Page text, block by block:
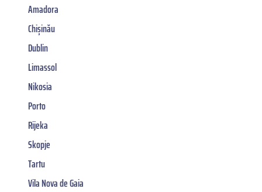
Amadora
Chișinău
Dublin
Limassol
Nikosia
Porto
Rijeka
Skopje
Tartu
Vila Nova de Gaia